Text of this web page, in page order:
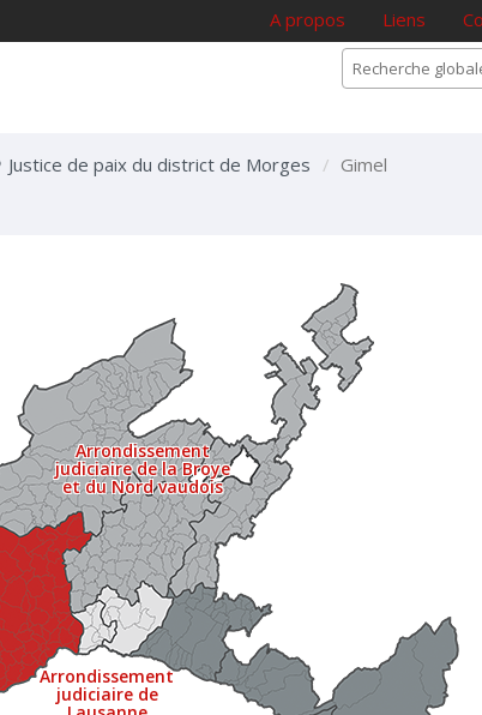
A propos Liens
Recherche
Justice de paix du district de Morges Gimel
Arrondissement
judiciaire de la Broye
et du Nord vaudois
Arrondissement
judiciaire de